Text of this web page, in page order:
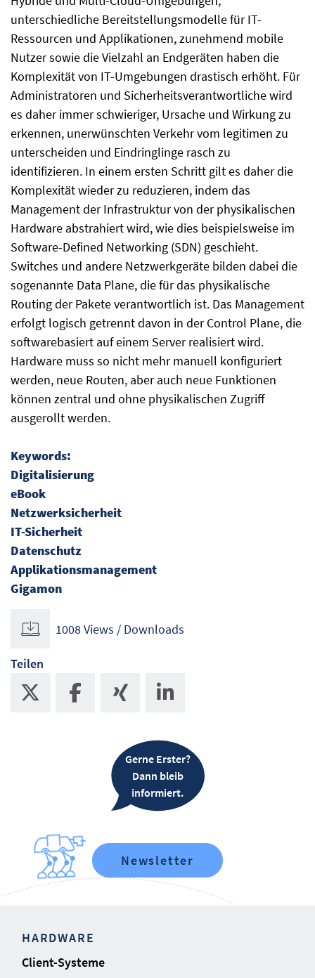
unterschiedliche Bereitstellungsmodelle für IT-
Ressourcen und Applikationen, zunehmend mobile
Nutzer sowie die Vielzahl an Endgeräten haben die
Komplexität von IT-Umgebungen drastisch erhöht. Für
Administratoren und Sicherheitsverantwortliche wird
es daher immer schwieriger, Ursache und Wirkung zu
erkennen, unerwünschten Verkehr vom legitimen zu
unterscheiden und Eindringlinge rasch zu
identifizieren. In einem ersten Schritt gilt es daher die
Komplexität wieder zu reduzieren, indem das
Management der Infrastruktur von der physikalischen
Hardware abstrahiert wird, wie dies beispielsweise im
Software-Defined Networking (SDN) geschieht.
Switches und andere Netzwerkgeräte bilden dabei die
sogenannte Data Plane, die für das physikalische
Routing der Pakete verantwortlich ist. Das Management
erfolgt logisch getrennt davon in der Control Plane, die
softwarebasiert auf einem Server realisiert wird.
Hardware muss so nicht mehr manuell konfiguriert
werden, neue Routen, aber auch neue Funktionen
können zentral und ohne physikalischen Zugriff
ausgerollt werden.
Keywords:
Digitalisierung
eBook
Netzwerksicherheit
IT-Sicherheit
Datenschutz
Applikationsmanagement
Gigamon
1008 Views / Downloads
Teilen
Gerne Erster?
Dann bleib
informiert.
Newsletter
HARDWARE
Client-Systeme